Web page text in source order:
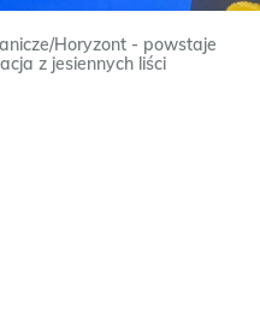
Horyzont - powstaje
z jesiennych liści